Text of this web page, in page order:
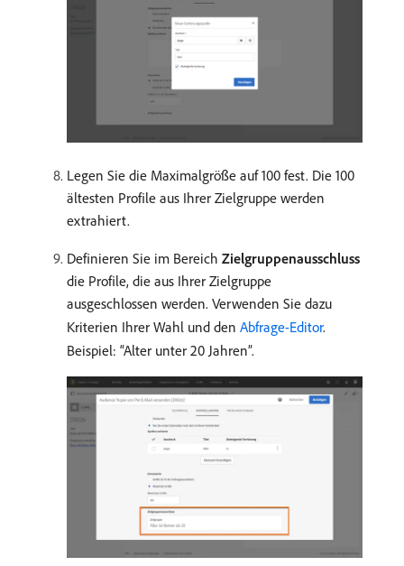
Legen Sie die Maximalgröße auf 100 fest. Die 100
ältesten Profile aus Ihrer Zielgruppe werden
extrahiert.
Definieren Sie im Bereich Zielgruppenausschluss
die Profile, die aus Ihrer Zielgruppe
ausgeschlossen werden. Verwenden Sie dazu
Kriterien Ihrer Wahl und den Abfrage-Editor.
Beispiel: “Alter unter 20 Jahren”.